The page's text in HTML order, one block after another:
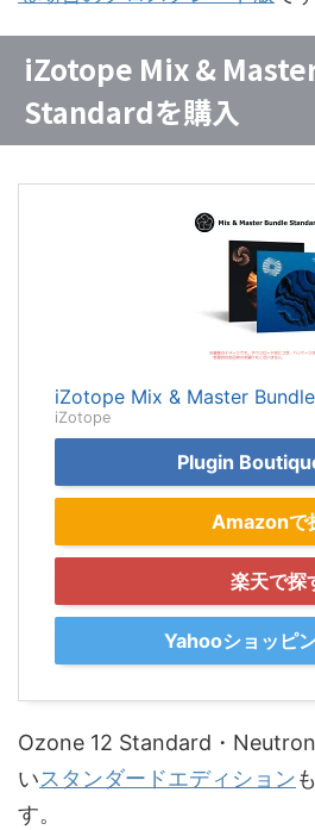
iZotope Mix &
Standardを購入
iZotope Mix & Master
iZotope
Plugin
Amazonで
楽天で探
Yahooショッピ
Ozone 12 Standard・
いスタンダードエディション
す。